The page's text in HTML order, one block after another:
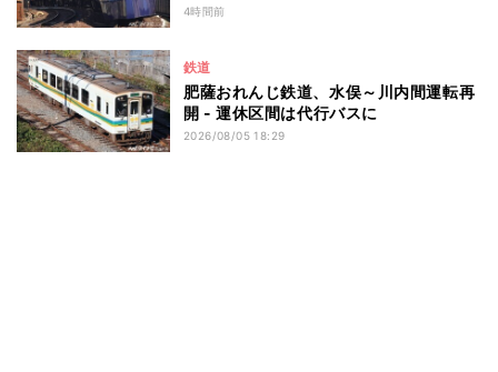
4時間前
鉄道
肥薩おれんじ鉄道、水俣～川内間運転再
開 - 運休区間は代行バスに
2026/08/05 18:29